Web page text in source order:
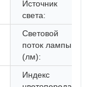
Источник
света:
Световой
поток лампы
(лм):
Индекс